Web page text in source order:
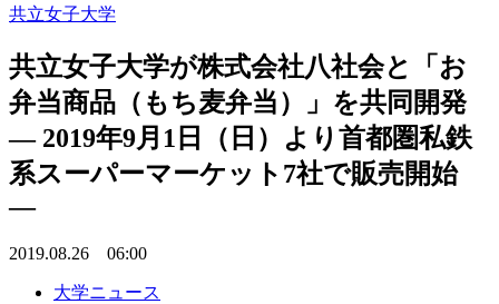
共立女子大学
共立女子大学が株式会社八社会と「お
弁当商品（もち麦弁当）」を共同開発
— 2019年9月1日（日）より首都圏私鉄
系スーパーマーケット7社で販売開始
—
2019.08.26 06:00
大学ニュース